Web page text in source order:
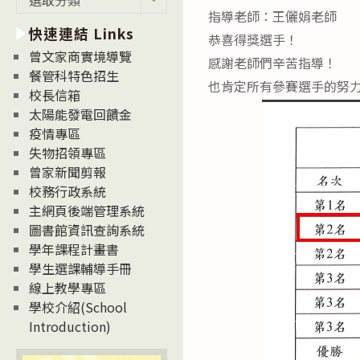
指導老師：王儷娟老師
恭喜得獎選手！
感謝老師們辛苦指導！
也肯定所有參賽選手的努
消
息
News
快速連結 Links
曾文家商實境導覽
餐管科特色招生
校長信箱
太陽能發電回饋金
疫情專區
失物招領專區
曾家新聞剪報
校務行政系統
主網頁後端管理系統
圖書館資訊查詢系統
學年課程計畫書
學生選課輔導手冊
線上教學專區
學校介紹(School
Introduction)